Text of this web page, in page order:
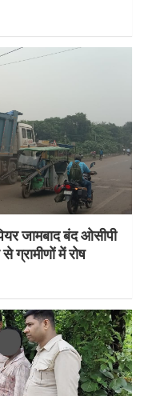
जामबाद बंद ओसीपी
ग्रामीणों में रोष